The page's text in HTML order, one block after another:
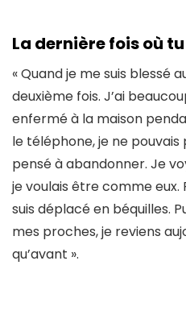
La dernière fois où
« Quand je me suis blessé
deuxième fois. J’ai
enfermé à la maison
le téléphone, je ne pouvais
pensé à abandonner. Je
je voulais être comme
suis déplacé en béquilles.
mes proches, je reviens
qu’avant ».